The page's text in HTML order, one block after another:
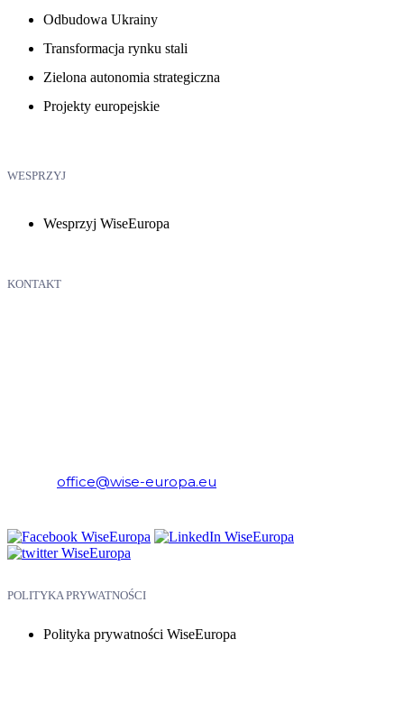
Odbudowa Ukrainy
Transformacja rynku stali
Zielona autonomia strategiczna
Projekty europejskie
WESPRZYJ
Wesprzyj WiseEuropa
KONTAKT
office@wise-europa.eu
POLITYKA PRYWATNOŚCI
Polityka prywatności WiseEuropa